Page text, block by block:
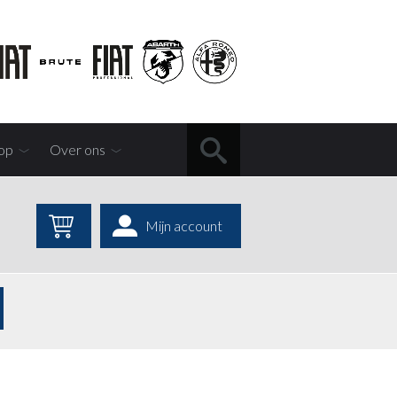
Over ons
Mijn account